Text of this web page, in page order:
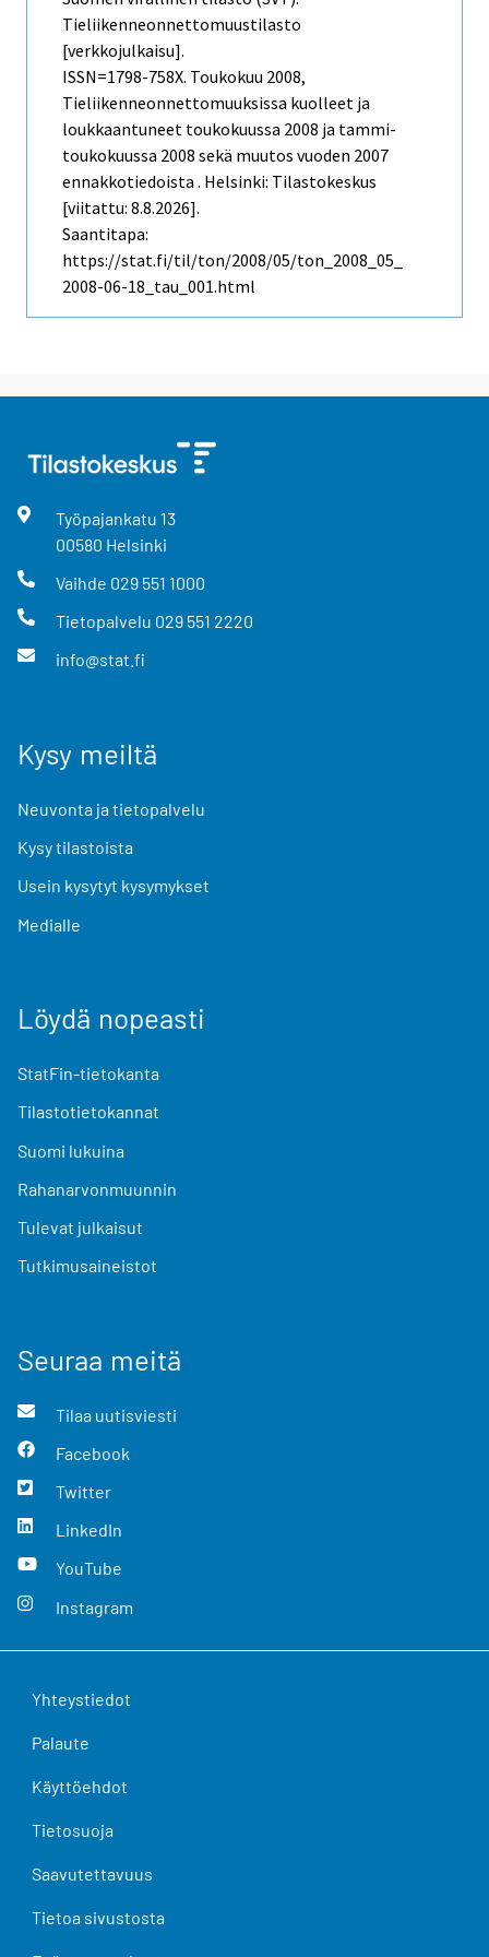
Tieliikenneonnettomuustilasto
[verkkojulkaisu].
ISSN=1798-758X. Toukokuu 2008,
Tieliikenneonnettomuuksissa kuolleet ja
loukkaantuneet toukokuussa 2008 ja tammi-
toukokuussa 2008 sekä muutos vuoden 2007
ennakkotiedoista . Helsinki: Tilastokeskus
[viitattu: 8.8.2026].
Saantitapa:
https://stat.fi/til/ton/2008/05/ton_2008_05_
2008-06-18_tau_001.html
Työpajankatu 13
00580 Helsinki
Vaihde 029 551 1000
Tietopalvelu 029 551 2220
info@stat.fi
Kysy meiltä
Neuvonta ja tietopalvelu
Kysy tilastoista
Usein kysytyt kysymykset
Medialle
Löydä nopeasti
StatFin-tietokanta
Tilastotietokannat
Suomi lukuina
Rahanarvonmuunnin
Tulevat julkaisut
Tutkimusaineistot
Seuraa meitä
Tilaa uutisviesti
Facebook
Twitter
LinkedIn
YouTube
Instagram
Yhteystiedot
Palaute
Käyttöehdot
Tietosuoja
Saavutettavuus
Tietoa sivustosta